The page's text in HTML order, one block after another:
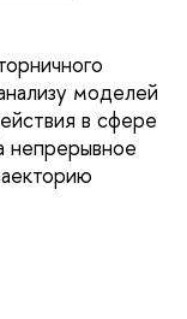
моделей
в сфере
непрерывное